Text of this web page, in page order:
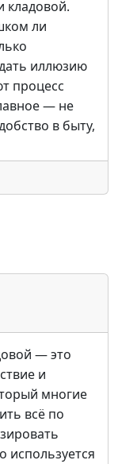
кладовой.
ли
иллюзию
процесс
— не
в быту,
— это
и
многие
всё по
используется